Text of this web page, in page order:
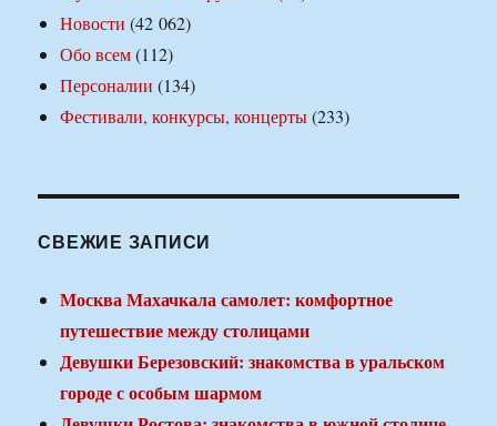
Новости (42 062)
Обо всем(112)
Персоналии (134)
Фестивали, конкурсы, концерты(233)
СВЕЖИЕ ЗАПИСИ
Москва Махачкала самолет: комфортное
путешествие между столицами
Девушки Березовский: знакомства в уральском
городе с особым шармом